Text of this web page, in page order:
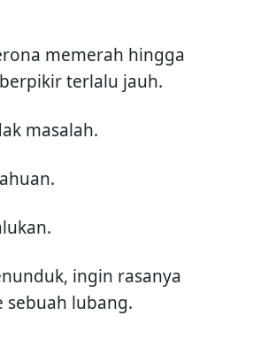
memerah hingga
terlalu jauh.
masalah.
ingin rasanya
sebuah lubang.